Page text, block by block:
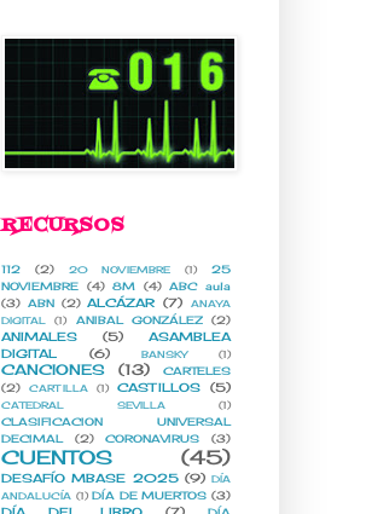
RECURSOS
112 (2) 20 NOVIEMBRE (1)
25
NOVIEMBRE
(4) 8M (4)
ABC aula
(3) ABN (2) ALCÁZAR (7)
ANAYA
DIGITAL
(1) ANIBAL GONZÁLEZ (2)
ANIMALES (5)
ASAMBLEA
DIGITAL
(6) BANSKY (1)
CANCIONES (13)
CARTELES
(2)
CARTILLA (1) CASTILLOS (5)
CATEDRAL SEVILLA (1)
CLASIFICACION UNIVERSAL
DECIMAL
(2) CORONAVIRUS (3)
CUENTOS (45)
DESAFÍO MBASE 2025 (9) DÍA
ANDALUCÍA (1) DÍA DE MUERTOS (3)